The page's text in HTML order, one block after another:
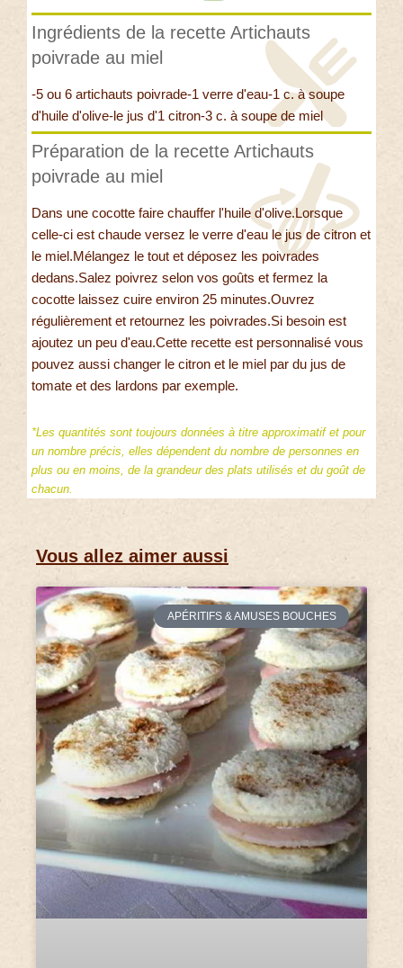
Ingrédients de la recette Artichauts
poivrade au miel
-5 ou 6 artichauts poivrade-1 verre d'eau-1 c. à soupe
d'huile d'olive-le jus d'1 citron-3 c. à soupe de miel
Préparation de la recette Artichauts
poivrade au miel
Dans une cocotte faire chauffer l'huile d'olive.Lorsque
celle-ci est chaude versez le verre d'eau le jus de citron et
le miel.Mélangez le tout et déposez les poivrades
dedans.Salez poivrez selon vos goûts et fermez la
cocotte laissez cuire environ 25 minutes.Ouvrez
régulièrement et retournez les poivrades.Si besoin est
ajoutez un peu d'eau.Cette recette est personnalisé vous
pouvez aussi changer le citron et le miel par du jus de
tomate et des lardons par exemple.
*Les quantités sont toujours données à titre approximatif et pour
un nombre précis, elles dépendent du nombre de personnes en
plus ou en moins, de la grandeur des plats utilisés et du goût de
chacun.
Vous allez aimer aussi
APÉRITIFS & AMUSES BOUCHES